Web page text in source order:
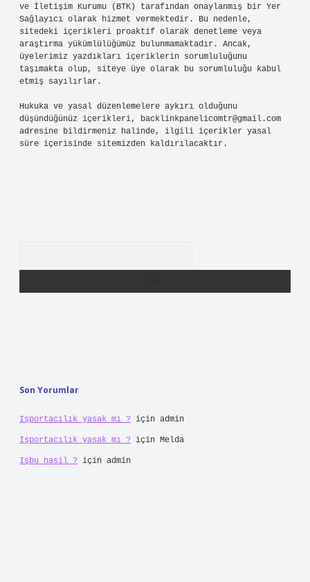
ve İletişim Kurumu (BTK) tarafından onaylanmış bir Yer
Sağlayıcı olarak hizmet vermektedir. Bu nedenle,
sitedeki içerikleri proaktif olarak denetleme veya
araştırma yükümlülüğümüz bulunmamaktadır. Ancak,
üyelerimiz yazdıkları içeriklerin sorumluluğunu
taşımakta olup, siteye üye olarak bu sorumluluğu kabul
etmiş sayılırlar.
Hukuka ve yasal düzenlemelere aykırı olduğunu
düşündüğünüz içerikleri, backlinkpanelicomtr@gmail.com
adresine bildirmeniz halinde, ilgili içerikler yasal
süre içerisinde sitemizden kaldırılacaktır.
Son Yorumlar
Işportacılık yasak mı ? için admin
Işportacılık yasak mı ? için Melda
Işbu nasil ? için admin